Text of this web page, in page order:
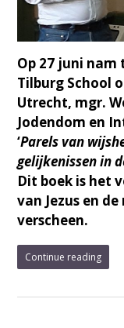
Op 27 juni nam
Tilburg School
Utrecht, mgr.
Jodendom en
‘Parels van
gelijkenissen in
Dit boek is het
van Jezus en
verscheen.
Continue reading